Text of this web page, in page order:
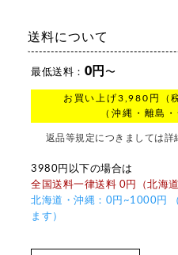
送料について
最低送料： 0円 〜
お買い上げ3,980円（
（沖縄・離島
返品等規定につきましては詳
3980円以下の場合は
全国送料一律送料 0円（北海
北海道・沖縄：0円~1000円
ます）